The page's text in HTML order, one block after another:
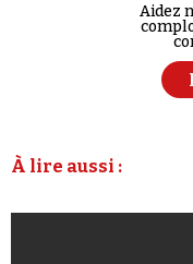
Aidez
À lire aussi :